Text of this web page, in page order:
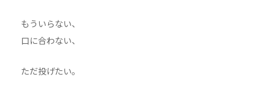
もういらない、
口に合わない、
ただ投げたい。